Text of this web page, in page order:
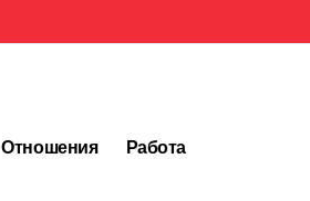
Отношения Работа